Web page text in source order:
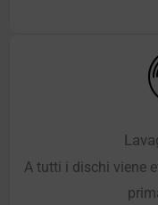
A tutti i dischi viene